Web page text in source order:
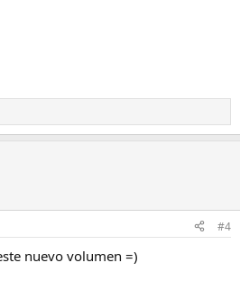
#4
nuevo volumen =)